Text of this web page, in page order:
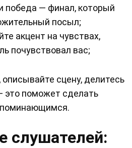
победа — финал, который
посыл;
акцент на чувствах,
почувствовал вас;
сцену, делитесь
это поможет сделать
слушателей: